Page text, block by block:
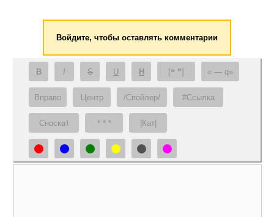
Войдите, чтобы оставлять комментарии
B I S U H [❝ ❞] — q
Вправо Центр /Спойлер/ #Ссылка
Сноска1 * * * |Кат|